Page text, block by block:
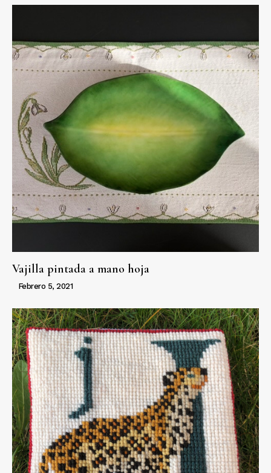
Vajilla pintada a mano hoja
Febrero 5, 2021